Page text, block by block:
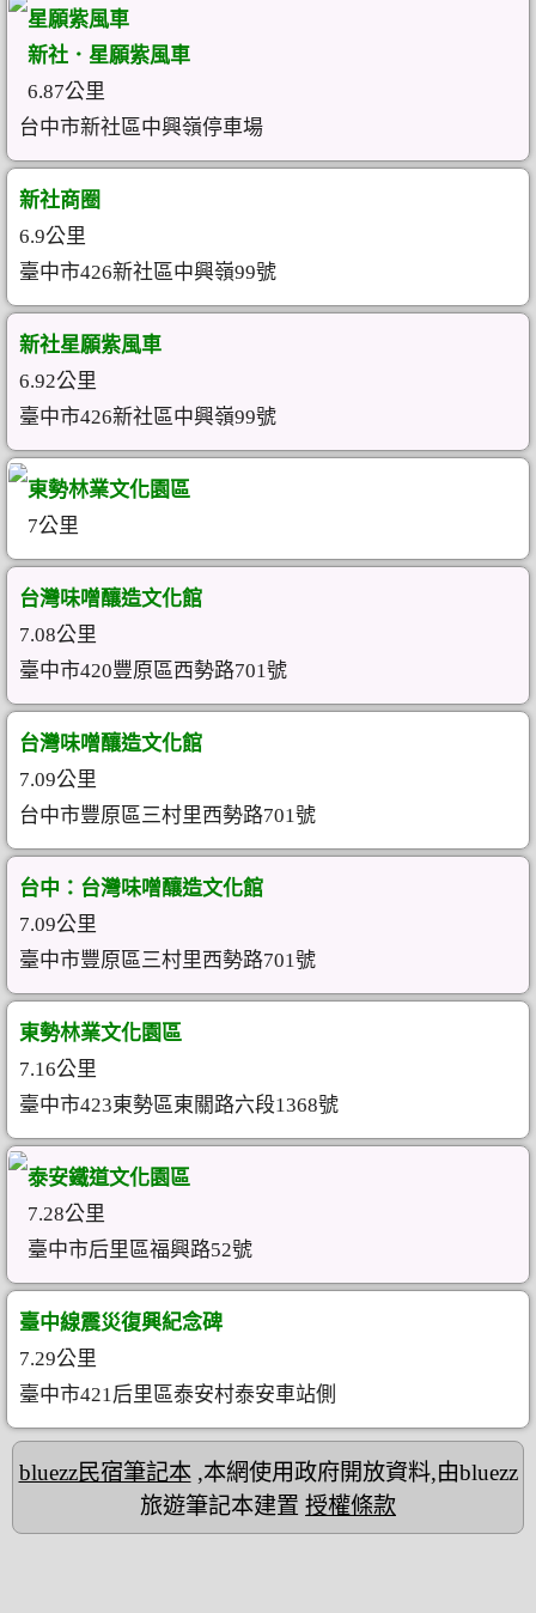
星願紫風車
新社．星願紫風車
6.87公里
台中市新社區中興嶺停車場
新社商圈
6.9公里
臺中市426新社區中興嶺99號
新社星願紫風車
6.92公里
臺中市426新社區中興嶺99號
東勢林業文化園區
7公里
台灣味噌釀造文化館
7.08公里
臺中市420豐原區西勢路701號
台灣味噌釀造文化館
7.09公里
台中市豐原區三村里西勢路701號
台中：台灣味噌釀造文化館
7.09公里
臺中市豐原區三村里西勢路701號
東勢林業文化園區
7.16公里
臺中市423東勢區東關路六段1368號
泰安鐵道文化園區
7.28公里
臺中市后里區福興路52號
臺中線震災復興紀念碑
7.29公里
臺中市421后里區泰安村泰安車站側
bluezz民宿筆記本,本網使用政府開放資料,由bluezz
旅遊筆記本建置 授權條款